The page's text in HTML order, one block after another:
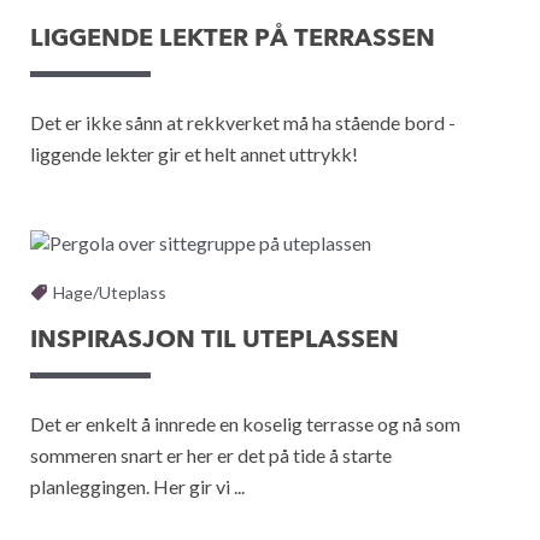
LIGGENDE LEKTER PÅ TERRASSEN
Det er ikke sånn at rekkverket må ha stående bord -
liggende lekter gir et helt annet uttrykk!
Hage/Uteplass
INSPIRASJON TIL UTEPLASSEN
Det er enkelt å innrede en koselig terrasse og nå som
sommeren snart er her er det på tide å starte
planleggingen. Her gir vi ...